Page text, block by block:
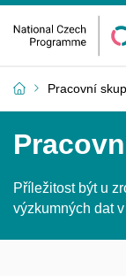
Pracovní
Příležitost být u
výzkumných dat